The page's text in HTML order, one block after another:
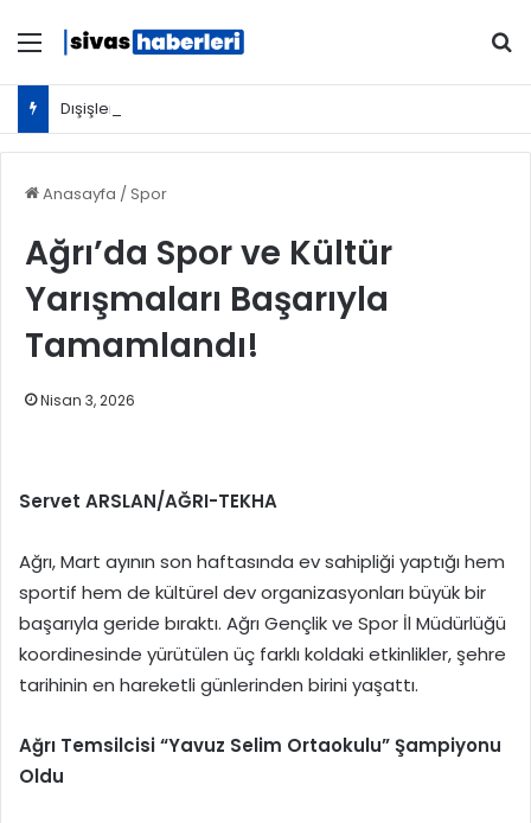
Menü
Anasayfa / Spor
Ağrı’da Spor ve Kültür
Yarışmaları Başarıyla
Tamamlandı!
Nisan 3, 2026
Servet ARSLAN/AĞRI-TEKHA
Ağrı, Mart ayının son haftasında ev sahipliği yaptığı hem
sportif hem de kültürel dev organizasyonları büyük bir
başarıyla geride bıraktı. Ağrı Gençlik ve Spor İl Müdürlüğü
koordinesinde yürütülen üç farklı koldaki etkinlikler, şehre
tarihinin en hareketli günlerinden birini yaşattı.
Ağrı Temsilcisi “Yavuz Selim Ortaokulu” Şampiyonu
Oldu